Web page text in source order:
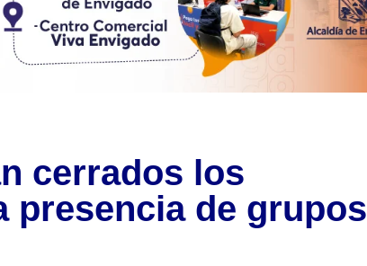
cerrados los
presencia de grupos